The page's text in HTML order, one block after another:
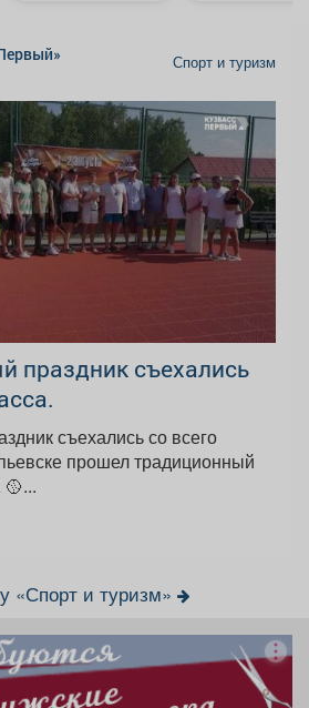
Спорт и туризм
праздник съехались
съехались со всего
прошел традиционный
«Спорт и туризм»